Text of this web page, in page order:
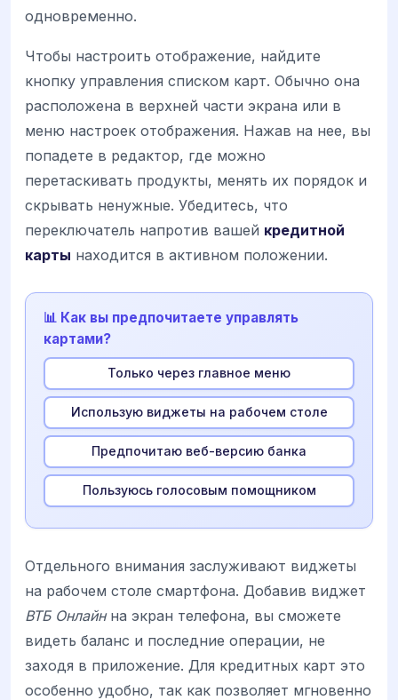
одновременно.
Чтобы настроить отображение, найдите
кнопку управления списком карт. Обычно она
расположена в верхней части экрана или в
меню настроек отображения. Нажав на нее, вы
попадете в редактор, где можно
перетаскивать продукты, менять их порядок и
скрывать ненужные. Убедитесь, что
переключатель напротив вашей кредитной
карты находится в активном положении.
📊 Как вы предпочитаете управлять
картами?
Только через главное меню
Использую виджеты на рабочем столе
Предпочитаю веб-версию банка
Пользуюсь голосовым помощником
Отдельного внимания заслуживают виджеты
на рабочем столе смартфона. Добавив виджет
ВТБ Онлайнна экран телефона, вы сможете
видеть баланс и последние операции, не
заходя в приложение. Для кредитных карт это
особенно удобно, так как позволяет мгновенно